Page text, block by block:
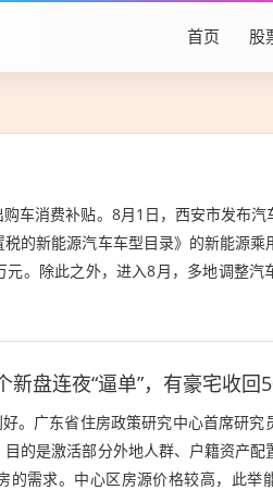
首页 股
车消费补贴。8月1日，西安市发布汽
的新能源汽车车型目录》的新能源乘
。除此之外，进入8月，多地调整汽
明确资金配额等方面...
盘连夜“逼单”，有豪宅收回
。广东省住房政策研究中心首席研究
的是激活部分外地人群、户籍资产配
的需求。中心区房源价格较高，此举